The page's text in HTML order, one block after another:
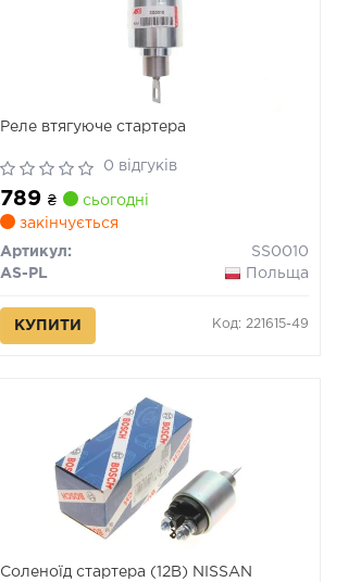
Реле втягуюче стартера
0 відгуків
789₴
сьогодні
закінчується
Артикул:
SS0010
AS-PL
Польща
КУПИТИ Код: 221615-49
Соленоїд стартера (12В) NISSAN